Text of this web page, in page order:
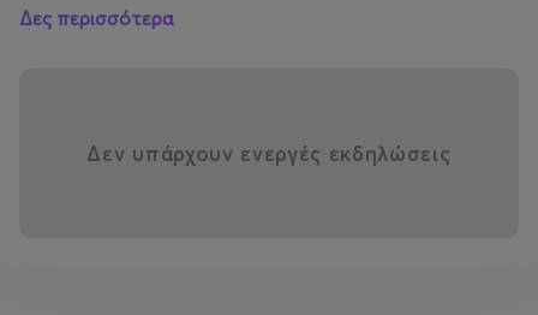
art pop, αλλά με ξεχωριστή ηχητική ταυτότητα, τα τρία
Δες περισσότερα
Δεν υπάρχουν ενεργές εκδηλώσεις